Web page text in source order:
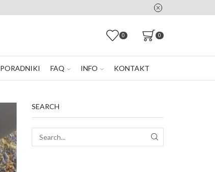
0 0
PORADNIKI FAQ INFO KONTAKT
SEARCH
SEARCH